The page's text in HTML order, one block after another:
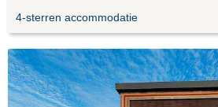
4-sterren accommodatie